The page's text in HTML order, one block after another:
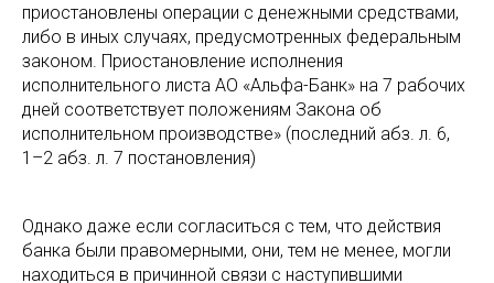
приостановлены операции с денежными средствами,
либо в иных случаях, предусмотренных федеральным
законом. Приостановление исполнения
исполнительного листа АО «Альфа-Банк» на 7 рабочих
дней соответствует положениям Закона об
исполнительном производстве» (последний абз. л. 6,
1–2 абз. л. 7 постановления)
Однако даже если согласиться с тем, что действия
банка были правомерными, они, тем не менее, могли
находиться в причинной связи с наступившими